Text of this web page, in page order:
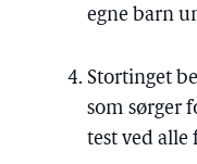
egne barn
Stortinget
som sørger
test ved